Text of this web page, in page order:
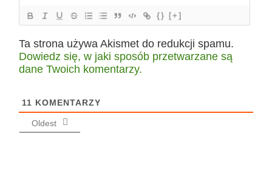
{} [+]
Ta strona używa Akismet do redukcji spamu.
Dowiedz się, w jaki sposób przetwarzane są
dane Twoich komentarzy.
11 KOMENTARZY
Oldest